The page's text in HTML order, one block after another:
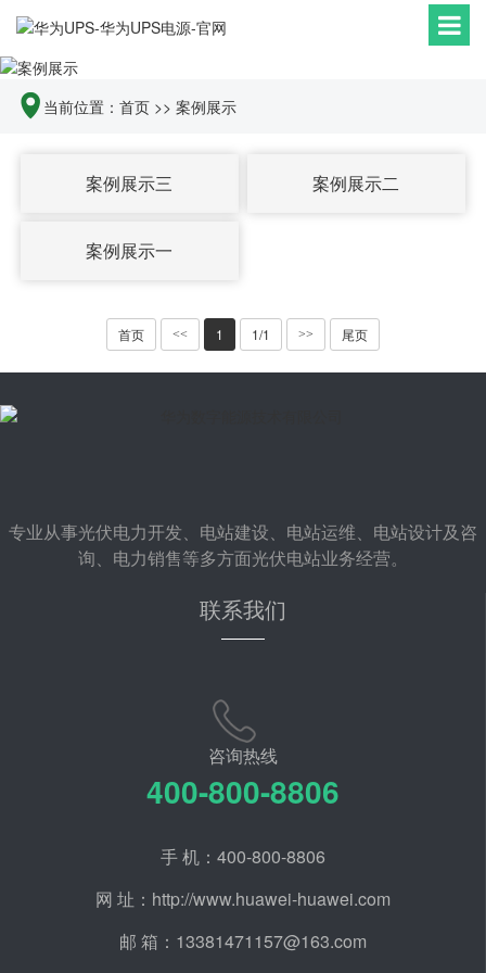
当前位置： 首页 >> 案例展示
案例展示三 案例展示二
案例展示一
首页 << 1 1/1 >> 尾页
专业从事光伏电力开发、电站建设、电站运维、电站设计及咨
询、电力销售等多方面光伏电站业务经营。
联系我们
咨询热线
400-800-8806
手 机：400-800-8806
网 址：http://www.huawei-huawei.com
邮 箱：13381471157@163.com